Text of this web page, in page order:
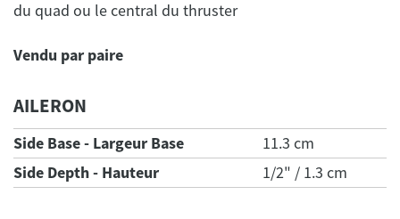
du quad ou le central du thruster
Vendu par paire
AILERON
Side Base - Largeur Base
11.3 cm
Side Depth - Hauteur
1/2" / 1.3 cm